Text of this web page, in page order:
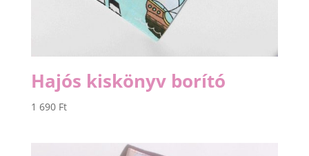
Hajós kiskönyv borító
1 690 Ft